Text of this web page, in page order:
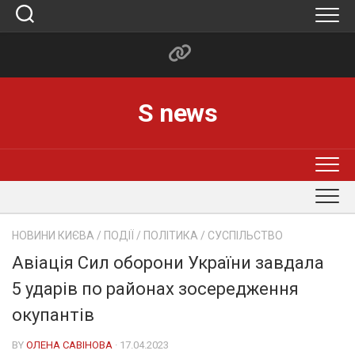
Skip
S news
НОВИНИ КИЄВА / ПОДІЇ / ПОЛІТИКА / СУСПІЛЬСТВО
Авіація Сил оборони України завдала
5 ударів по районах зосередження
окупантів
BY ОЛЕНА САВІНОВА · 17.04.2023